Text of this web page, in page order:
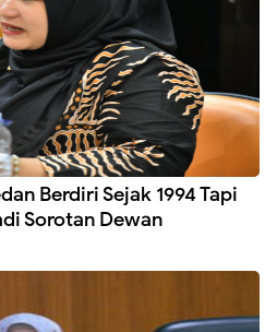
Berdiri Sejak 1994 Tapi
Sorotan Dewan